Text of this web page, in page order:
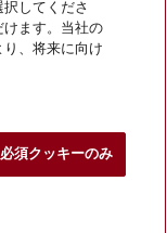
してくださ
けます。当社の
、将来に向け
必須クッキーのみ